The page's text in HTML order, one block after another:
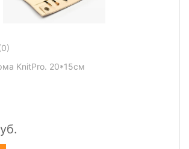
KnitPro. 20*15см